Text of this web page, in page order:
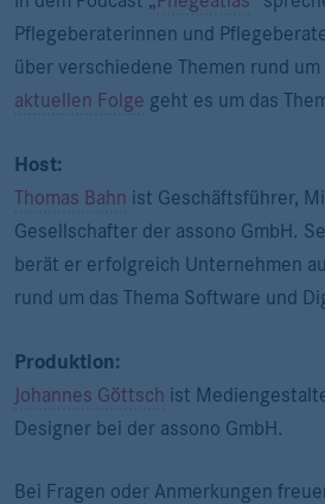
Pflegeberaterinnen und
über verschiedene Themen rund
aktuellen Folge geht es um das
Host:
Thomas Bahn ist Geschäftsführer,
Gesellschafter der assono GmbH.
berät er erfolgreich Unternehmen
rund um das Thema Software und
Produktion:
Johannes Göttsch ist
Designer bei der assono GmbH.
Bei Fragen oder Anmerkungen